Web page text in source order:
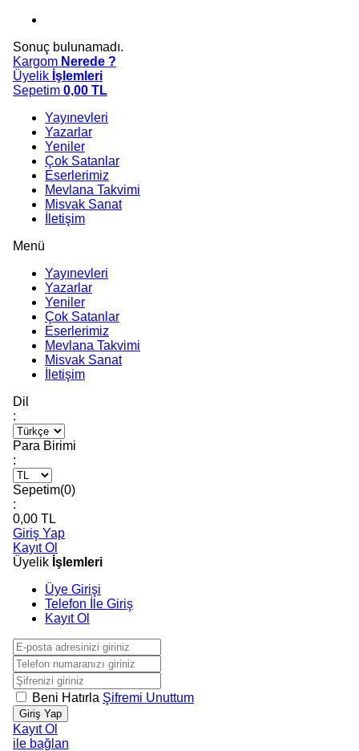
Sonuç bulunamadı.
Kargom Nerede ?
Üyelik İşlemleri
Sepetim 0,00 TL
Yayınevleri
Yazarlar
Yeniler
Çok Satanlar
Eserlerimiz
Mevlana Takvimi
Misvak Sanat
İletişim
Menü
Yayınevleri
Yazarlar
Yeniler
Çok Satanlar
Eserlerimiz
Mevlana Takvimi
Misvak Sanat
İletişim
Dil
:
Para Birimi
:
Sepetim(0)
:
0,00 TL
Giriş Yap
Kayıt Ol
Üyelik İşlemleri
Üye Girişi
Telefon İle Giriş
Kayıt Ol
Beni Hatırla Şifremi Unuttum
Giriş Yap
Kayıt Ol
ile bağlan